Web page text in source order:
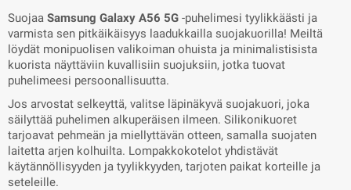
Suojaa Samsung Galaxy A56 5G -puhelimesi tyylikkäästi ja
varmista sen pitkäikäisyys laadukkailla suojakuorilla! Meiltä
löydät monipuolisen valikoiman ohuista ja minimalistisista
kuorista näyttäviin kuvallisiin suojuksiin, jotka tuovat
puhelimeesi persoonallisuutta.
Jos arvostat selkeyttä, valitse läpinäkyvä suojakuori, joka
säilyttää puhelimen alkuperäisen ilmeen. Silikonikuoret
tarjoavat pehmeän ja miellyttävän otteen, samalla suojaten
laitetta arjen kolhuilta. Lompakkokotelot yhdistävät
käytännöllisyyden ja tyylikkyyden, tarjoten paikat korteille ja
seteleille.